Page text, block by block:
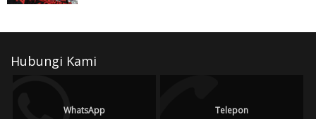
Hubungi Kami
WhatsApp Telepon